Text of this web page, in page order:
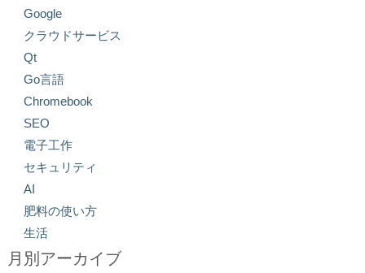
Google
クラウドサービス
Qt
Go言語
Chromebook
SEO
電子工作
セキュリティ
AI
肥料の使い方
生活
月別アーカイブ